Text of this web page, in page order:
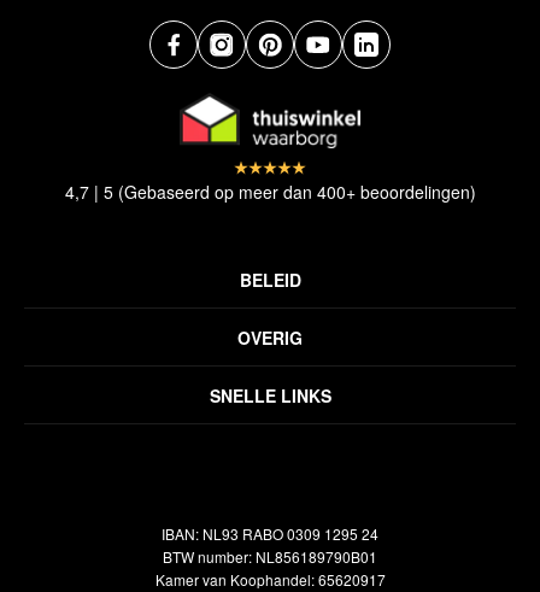
SNELLE LINKS
OVERIG
Inspiratie
Veelgestelde vragen
BELEID
Disclaimer
Verzendbeleid
4,7 | 5 (Gebaseerd op meer dan 400+ beoordelingen)
IBAN: NL93 RABO 0309 1295 24
BTW number: NL856189790B01
Kamer van Koophandel: 65620917